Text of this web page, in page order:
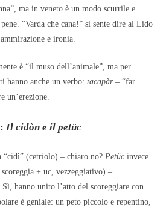
ma in veneto è un modo scurrile e
“Varda che cana!” si sente dire al Lido
e ironia.
è “il muso dell’animale”, ma per
hanno anche un verbo: tacapàr– “far
un’erezione.
Il cidòn e il petüc
“cidì” (cetriolo) – chiaro no? Petüc invece
+ uc, vezzeggiativo) –
Sì, hanno unito l’atto del scoreggiare con
è geniale: un peto piccolo e repentino,